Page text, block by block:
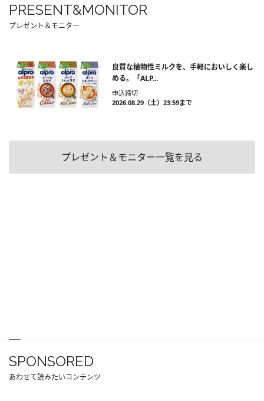
PRESENT&MONITOR
プレゼント＆モニター
良質な植物性ミルクを、手軽においしく楽し
める。「ALP...
申込締切
2026.08.29（土）23:59まで
プレゼント＆モニター一覧を見る
SPONSORED
あわせて読みたいコンテンツ